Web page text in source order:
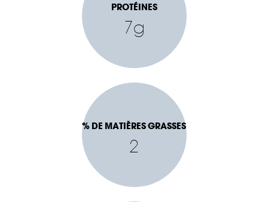
PROTÉINES
7g
% DE MATIÈRES GRASSES
2